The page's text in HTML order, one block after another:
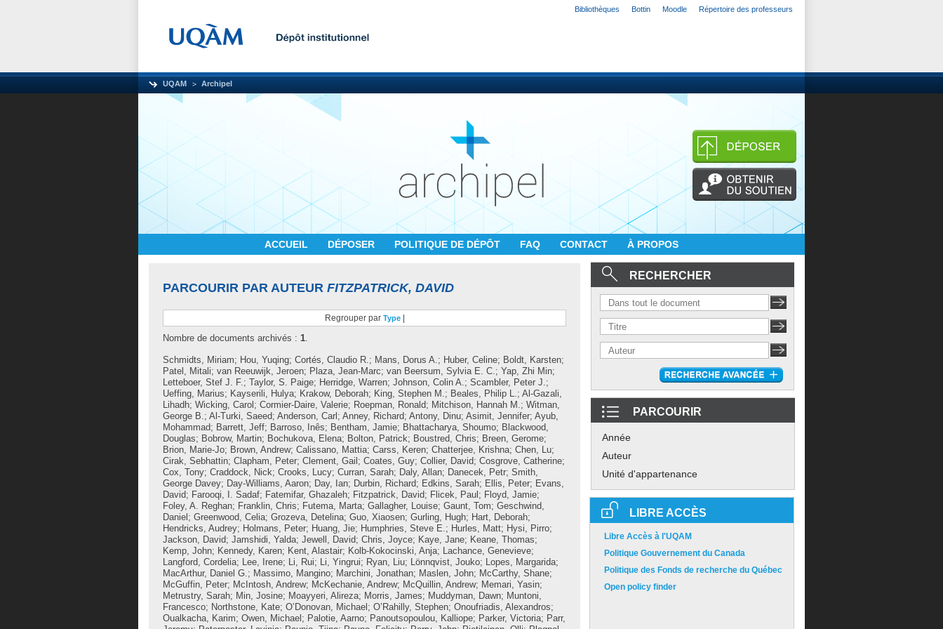
Bibliothèques Bottin Moodle Répertoire des professeurs
UQAM Archipel
ACCUEIL DÉPOSER POLITIQUE DE DÉPÔT FAQ CONTACT À PROPOS
PARCOURIR PAR AUTEUR FITZPATRICK, DAVID
Regrouper par Type
Nombre de documents archivés : 1.
Schmidts, Miriam; Hou, Yuqing; Cortés, Claudio R.; Mans, Dorus A.; Huber, Celine; Boldt, Karsten;
Patel, Mitali; van Reeuwijk, Jeroen; Plaza, Jean-Marc; van Beersum, Sylvia E. C.; Yap, Zhi Min;
Letteboer, Stef J. F.; Taylor, S. Paige; Herridge, Warren; Johnson, Colin A.; Scambler, Peter J.;
Ueffing, Marius; Kayserili, Hulya; Krakow, Deborah; King, Stephen M.; Beales, Philip L.; Al-Gazali,
Lihadh; Wicking, Carol ; Cormier-Daire, Valerie; Roepman, Ronald; Mitchison, Hannah M.; Witman,
George B.; Al-Turki, Saeed; Anderson, Carl ; Anney, Richard; Antony, Dinu; Asimit, Jennifer; Ayub,
Mohammad; Barrett, Jeff; Barroso, Inês; Bentham, Jamie; Bhattacharya, Shoumo; Blackwood,
Douglas; Bobrow, Martin; Bochukova, Elena; Bolton, Patrick; Boustred, Chris; Breen, Gerome;
Brion, Marie-Jo; Brown, Andrew; Calissano, Mattia; Carss, Keren; Chatterjee, Krishna; Chen, Lu;
Cirak, Sebhattin; Clapham, Peter; Clement, Gail ; Coates, Guy; Collier, David; Cosgrove, Catherine;
Cox, Tony; Craddock, Nick; Crooks, Lucy; Curran, Sarah; Daly, Allan; Danecek, Petr; Smith,
George Davey; Day-Williams, Aaron; Day, Ian; Durbin, Richard; Edkins, Sarah; Ellis, Peter; Evans,
David; Farooqi, I. Sadaf; Fatemifar, Ghazaleh; Fitzpatrick, David; Flicek, Paul ; Floyd, Jamie;
Foley, A. Reghan; Franklin, Chris; Futema, Marta; Gallagher, Louise; Gaunt, Tom; Geschwind,
Daniel ; Greenwood, Celia; Grozeva, Detelina; Guo, Xiaosen; Gurling, Hugh; Hart, Deborah;
Hendricks, Audrey; Holmans, Peter; Huang, Jie; Humphries, Steve E.; Hurles, Matt; Hysi, Pirro;
Jackson, David; Jamshidi, Yalda; Jewell, David; Chris, Joyce; Kaye, Jane; Keane, Thomas;
Kemp, John; Kennedy, Karen; Kent, Alastair; Kolb-Kokocinski, Anja; Lachance, Genevieve;
Langford, Cordelia; Lee, Irene; Li, Rui; Li, Yingrui; Ryan, Liu; Lönnqvist, Jouko; Lopes, Margarida;
MacArthur, Daniel G.; Massimo, Mangino; Marchini, Jonathan; Maslen, John; McCarthy, Shane;
McGuffin, Peter; McIntosh, Andrew; McKechanie, Andrew; McQuillin, Andrew; Memari, Yasin;
Metrustry, Sarah; Min, Josine; Moayyeri, Alireza; Morris, James; Muddyman, Dawn; Muntoni,
Francesco; Northstone, Kate; O’Donovan, Michael ; O’Rahilly, Stephen; Onoufriadis, Alexandros;
Oualkacha, Karim; Owen, Michael ; Palotie, Aarno; Panoutsopoulou, Kalliope; Parker, Victoria; Parr,
RECHERCHER
PARCOURIR
Année
Auteur
Unité d'appartenance
LIBRE ACCÈS
Libre Accès à l'UQAM
Politique Gouvernement du Canada
Politique des Fonds de recherche du Québec
Open policy finder